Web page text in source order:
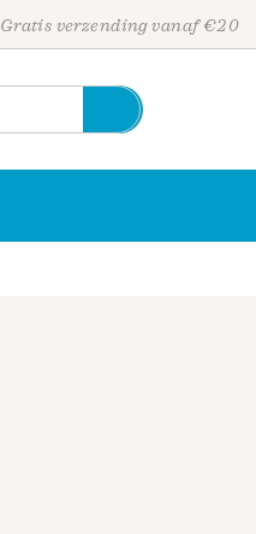
Gratis verzending vanaf €20
Personen